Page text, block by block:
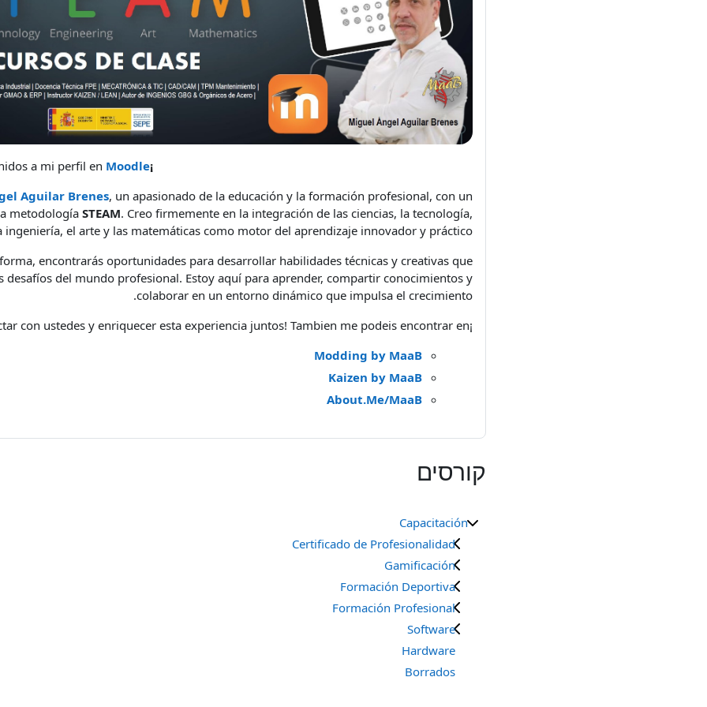
¡Hola a todos!
a mi perfil en Moodle
Aguilar Brenes, un apasionado de la educación y la formación profesional, con un
metodología STEAM. Creo firmemente en la integración de las ciencias, la tecnología,
ingeniería, el arte y las matemáticas como motor del aprendizaje innovador y práctico.
encontrarás oportunidades para desarrollar habilidades técnicas y creativas que
desafíos del mundo profesional. Estoy aquí para aprender, compartir conocimientos y
colaborar en un entorno dinámico que impulsa el crecimiento.
¡Espero conectar con ustedes y enriquecer esta experiencia juntos! Tambien me podeis encontrar en;
Modding by MaaB
Kaizen by MaaB
About.Me/MaaB
קורסים
Capacitación
Certificado de Profesionalidad
Gamificación
Formación Deportiva
Formación Profesional
Software
Hardware
Borrados